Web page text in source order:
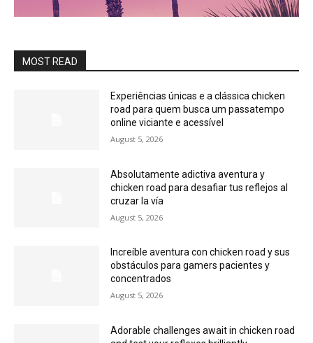
MOST READ
Experiências únicas e a clássica chicken
road para quem busca um passatempo
online viciante e acessível
August 5, 2026
Absolutamente adictiva aventura y
chicken road para desafiar tus reflejos al
cruzar la vía
August 5, 2026
Increíble aventura con chicken road y sus
obstáculos para gamers pacientes y
concentrados
August 5, 2026
Adorable challenges await in chicken road